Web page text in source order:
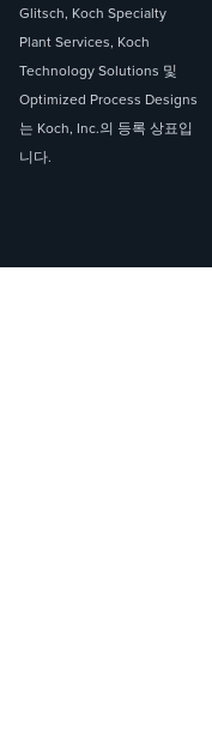
Glitsch, Koch Specialty
Plant Services, Koch
Technology Solutions 및
Optimized Process Designs
는 Koch, Inc.의 등록 상표입
니다.